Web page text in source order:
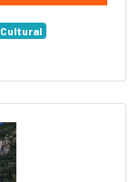
Cultural